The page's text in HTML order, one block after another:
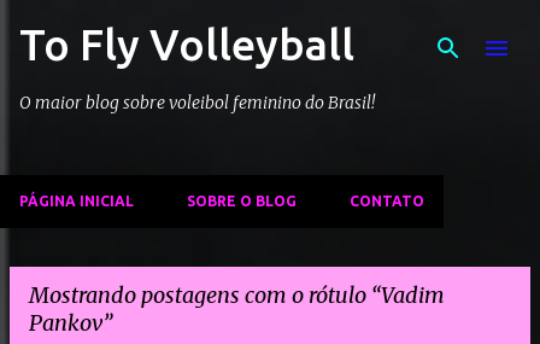
Pular para o conteúdo principal
To Fly Volleyball
O maior blog sobre voleibol feminino do Brasil!
PÁGINA INICIAL SOBRE O BLOG CONTATO
Mostrando postagens com o rótulo Vadim
Pankov